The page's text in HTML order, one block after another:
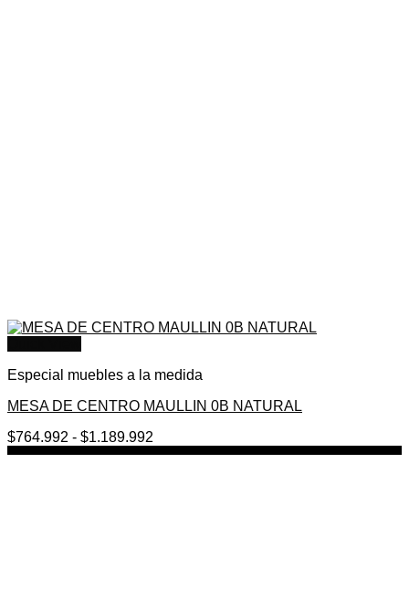
Especial muebles a la medida
MESA DE CENTRO MAULLIN 0B NATURAL
$764.992 - $1.189.992
de